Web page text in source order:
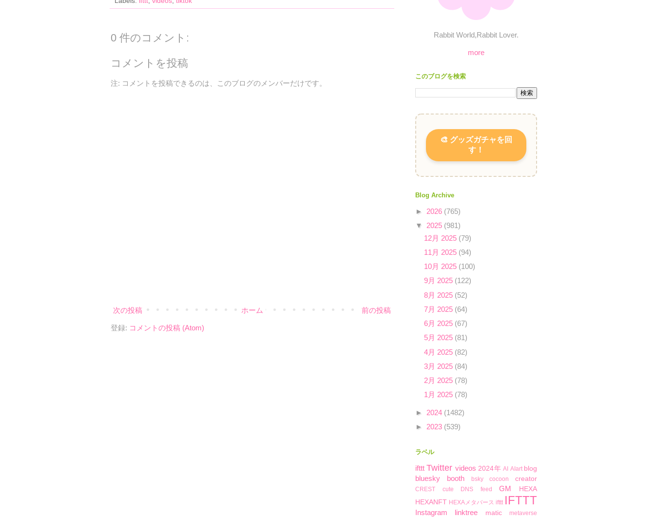
0 件のコメント:
コメントを投稿
注: コメントを投稿できるのは、このブログのメンバーだけです。
次の投稿 前の投稿
ホーム
登録: コメントの投稿 (Atom)
Rabbit World,Rabbit Lover.
more
このブログを検索
🎨 グッズガチャを回
す！
Blog Archive
► 2026 (765)
▼ 2025 (981)
12月 2025 (79)
11月 2025 (94)
10月 2025 (100)
9月 2025 (122)
8月 2025 (52)
7月 2025 (64)
6月 2025 (67)
5月 2025 (81)
4月 2025 (82)
3月 2025 (84)
2月 2025 (78)
1月 2025 (78)
► 2024 (1482)
► 2023 (539)
ラベル
ifttt Twitter videos 2024年 AI AIart blog
bluesky booth bsky cocoon creator
CREST cute DNS feed GM
HEXA
HEXANFT HEXAメタバース ifttt IFTTT
Instagram linktree matic metaverse